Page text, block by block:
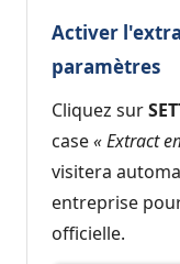
Activer
paramètres
Cliquez sur
case« Extract
visitera
entreprise
officielle.